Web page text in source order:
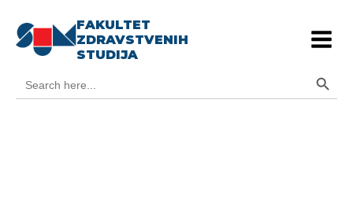
FAKULTET
ZDRAVSTVENIH
STUDIJA
for: